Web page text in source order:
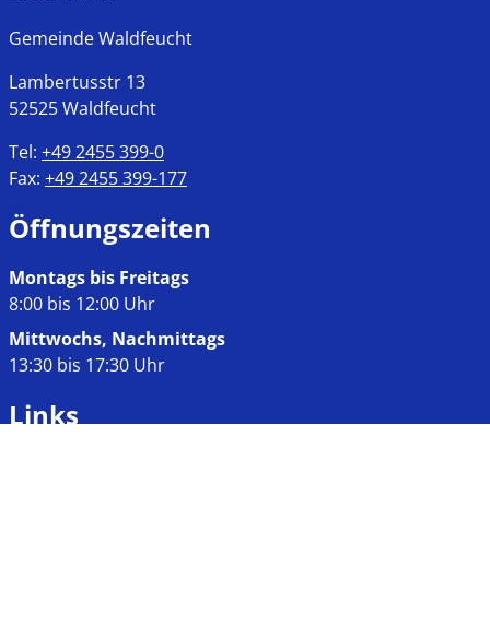
Gemeinde Waldfeucht
Lambertusstr 13
52525Waldfeucht
Tel: +49 2455 399-0
Fax: +49 2455 399-177
Öffnungszeiten
Montags bis Freitags
8:00 bis 12:00 Uhr
Mittwochs, Nachmittags
13:30 bis 17:30 Uhr
Links